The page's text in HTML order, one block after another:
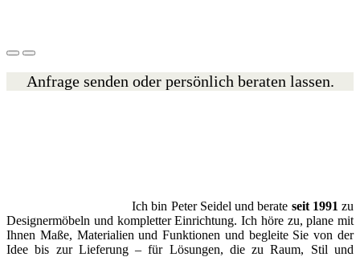
Anfrage senden oder persönlich beraten lassen.
Ich bin Peter Seidel und berate seit 1991 zu
Designermöbeln und kompletter Einrichtung. Ich höre zu, plane mit
Ihnen Maße, Materialien und Funktionen und begleite Sie von der
Idee bis zur Lieferung – für Lösungen, die zu Raum, Stil und